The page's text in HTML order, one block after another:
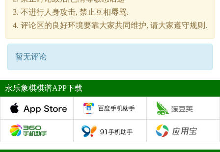
3. 不进行人身攻击, 禁止互相辱骂.
4. 评论区的良好环境要靠大家共同维护, 请大家遵守规则.
暂无评论
永乐象棋棋谱APP下载